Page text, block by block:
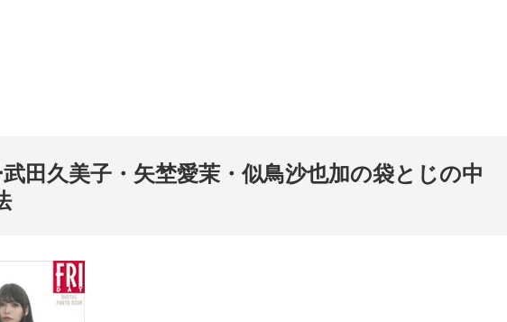
田久美子・矢埜愛茉・似鳥沙也加の袋とじの中